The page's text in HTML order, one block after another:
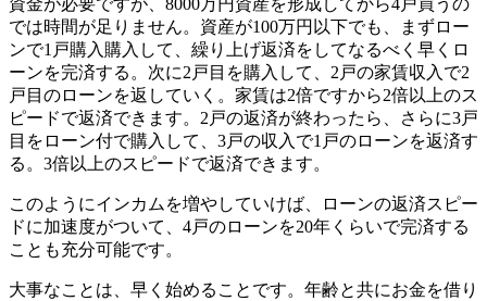
では時間が足りません。資産が100万円以下でも、まずロー
ンで1戸購入購入して、繰り上げ返済をしてなるべく早くロ
ーンを完済する。次に2戸目を購入して、2戸の家賃収入で2
戸目のローンを返していく。家賃は2倍ですから2倍以上のス
ピードで返済できます。2戸の返済が終わったら、さらに3戸
目をローン付で購入して、3戸の収入で1戸のローンを返済す
る。3倍以上のスピードで返済できます。
このようにインカムを増やしていけば、ローンの返済スピー
ドに加速度がついて、4戸のローンを20年くらいで完済する
ことも充分可能です。
大事なことは、早く始めることです。年齢と共にお金を借り